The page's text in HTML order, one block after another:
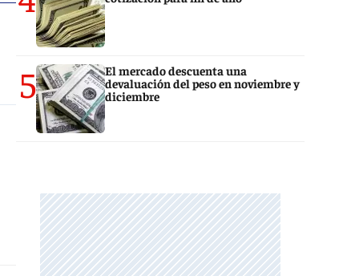
5
El mercado descuenta una
devaluación del peso en noviembre y
diciembre